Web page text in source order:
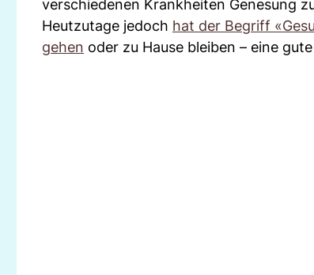
verschiedenen Krankheiten Genesung
Heutzutage jedoch hat der Begriff
gehen oder zu Hause bleiben – eine